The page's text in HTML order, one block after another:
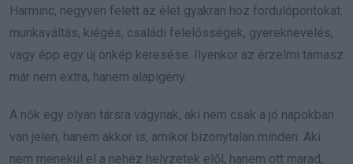
Harminc, negyven felett az élet gyakran hoz fordulópontokat:
munkaváltás, kiégés, családi felelősségek, gyereknevelés,
vagy épp egy új önkép keresése. Ilyenkor az érzelmi támasz
már nem extra, hanem alapigény.
A nők egy olyan társra vágynak, aki nem csak a jó napokban
van jelen, hanem akkor is, amikor bizonytalan minden. Aki
nem menekül el a nehéz helyzetek elől, hanem ott marad,